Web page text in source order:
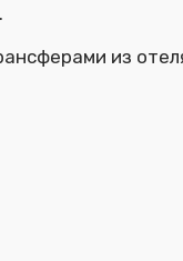
.
из